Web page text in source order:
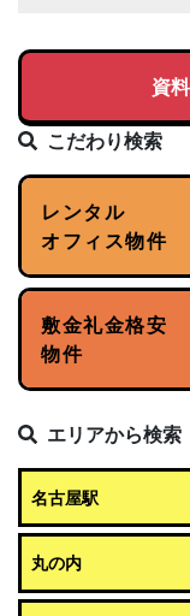
資
こだわり検索
レンタル
オフィス物件
敷金礼金格安
物件
エリアから検索
名古屋駅
丸の内